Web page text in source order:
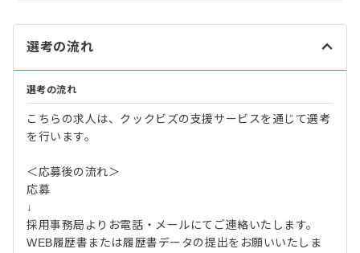
選考の流れ
選考の流れ
こちらの求人は、クックビズの支援サービスを通じて選考
を行います。
＜応募後の流れ＞
応募
↓
採用事務局よりお電話・メールにてご連絡いたします。
WEB履歴書または履歴書データの提出をお願いいたしま